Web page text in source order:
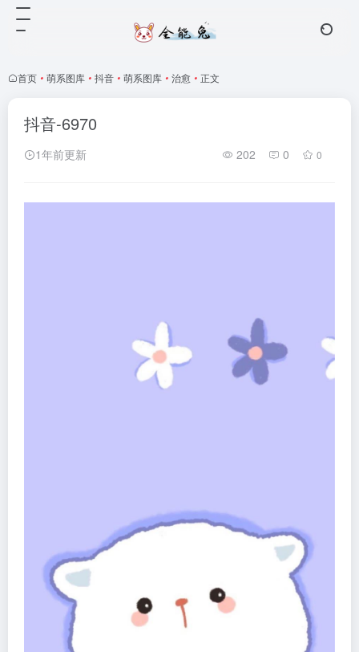
首页 • 萌系图库 • 抖音 • 萌系图库 • 治愈 • 正文
抖音-6970
1年前更新 202 0 0